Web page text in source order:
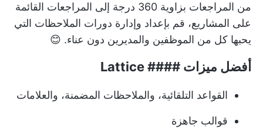
من المراجعات بزاوية 360 درجة إلى المراجعات القائمة
على المشاريع، قم بإعداد وإدارة دورات الملاحظات التي
يحبها كل من الموظفين والمديرين دون عناء. 😊
أفضل ميزات #### Lattice
القواعد التلقائية، والملاحظات المضمنة، والعلامات
قوالب جاهزة